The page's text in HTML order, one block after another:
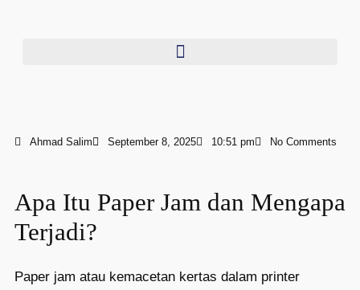
Ahmad Salim September 8, 2025 10:51 pm No Comments
Apa Itu Paper Jam dan Mengapa
Terjadi?
Paper jam atau kemacetan kertas dalam printer